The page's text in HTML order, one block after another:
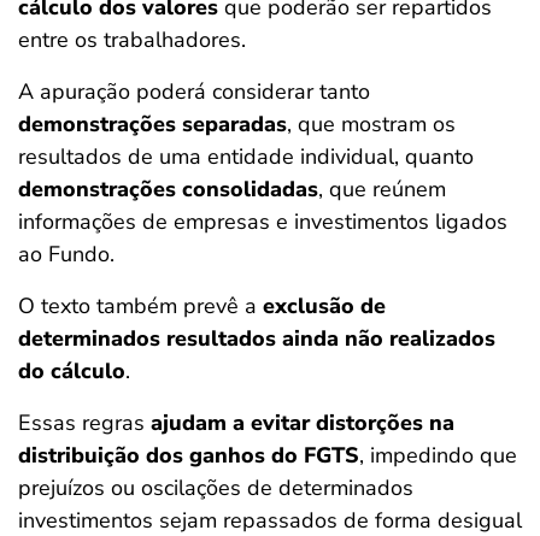
cálculo dos valores que poderão ser repartidos
entre os trabalhadores.
A apuração poderá considerar tanto
demonstrações separadas, que mostram os
resultados de uma entidade individual, quanto
demonstrações consolidadas, que reúnem
informações de empresas e investimentos ligados
ao Fundo.
O texto também prevê a exclusão de
determinados resultados ainda não realizados
do cálculo.
Essas regras ajudam a evitar distorções na
distribuição dos ganhos do FGTS, impedindo que
prejuízos ou oscilações de determinados
investimentos sejam repassados de forma desigual